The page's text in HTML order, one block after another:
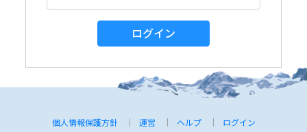
ログイン
個人情報保護方針 運営 ヘルプ ログイン